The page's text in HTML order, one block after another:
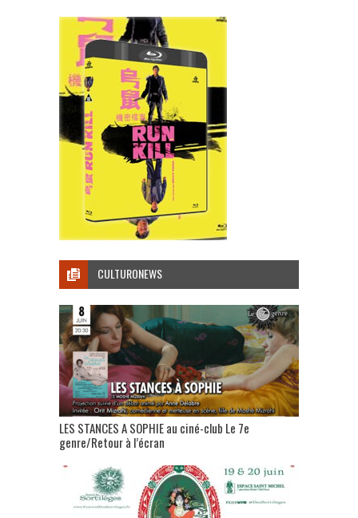
CULTURONEWS
LES STANCES A SOPHIE au ciné-club Le 7e
genre/Retour à l’écran